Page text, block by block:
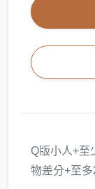
Q版小人+至
物差分+至